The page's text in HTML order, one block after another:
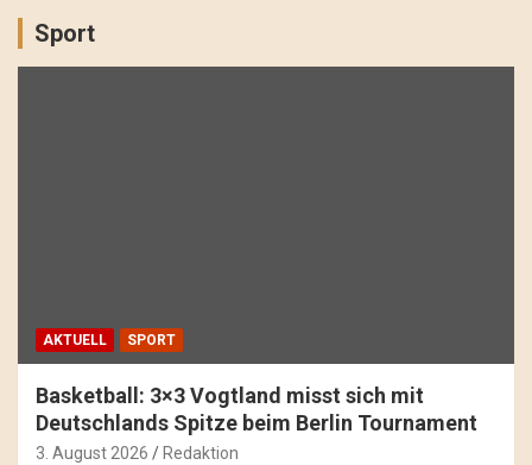
Sport
AKTUELL SPORT
Basketball: 3×3 Vogtland misst sich mit
Deutschlands Spitze beim Berlin Tournament
3. August 2026 Redaktion